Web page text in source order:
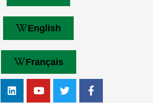
English
Français